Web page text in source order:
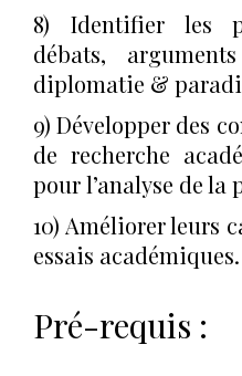
8) Identifier les
débats,
diplomatie &
9) Développer des
de recherche
pour l’analyse de
10) Améliorer leurs
essais académiques.
Pré-requis :